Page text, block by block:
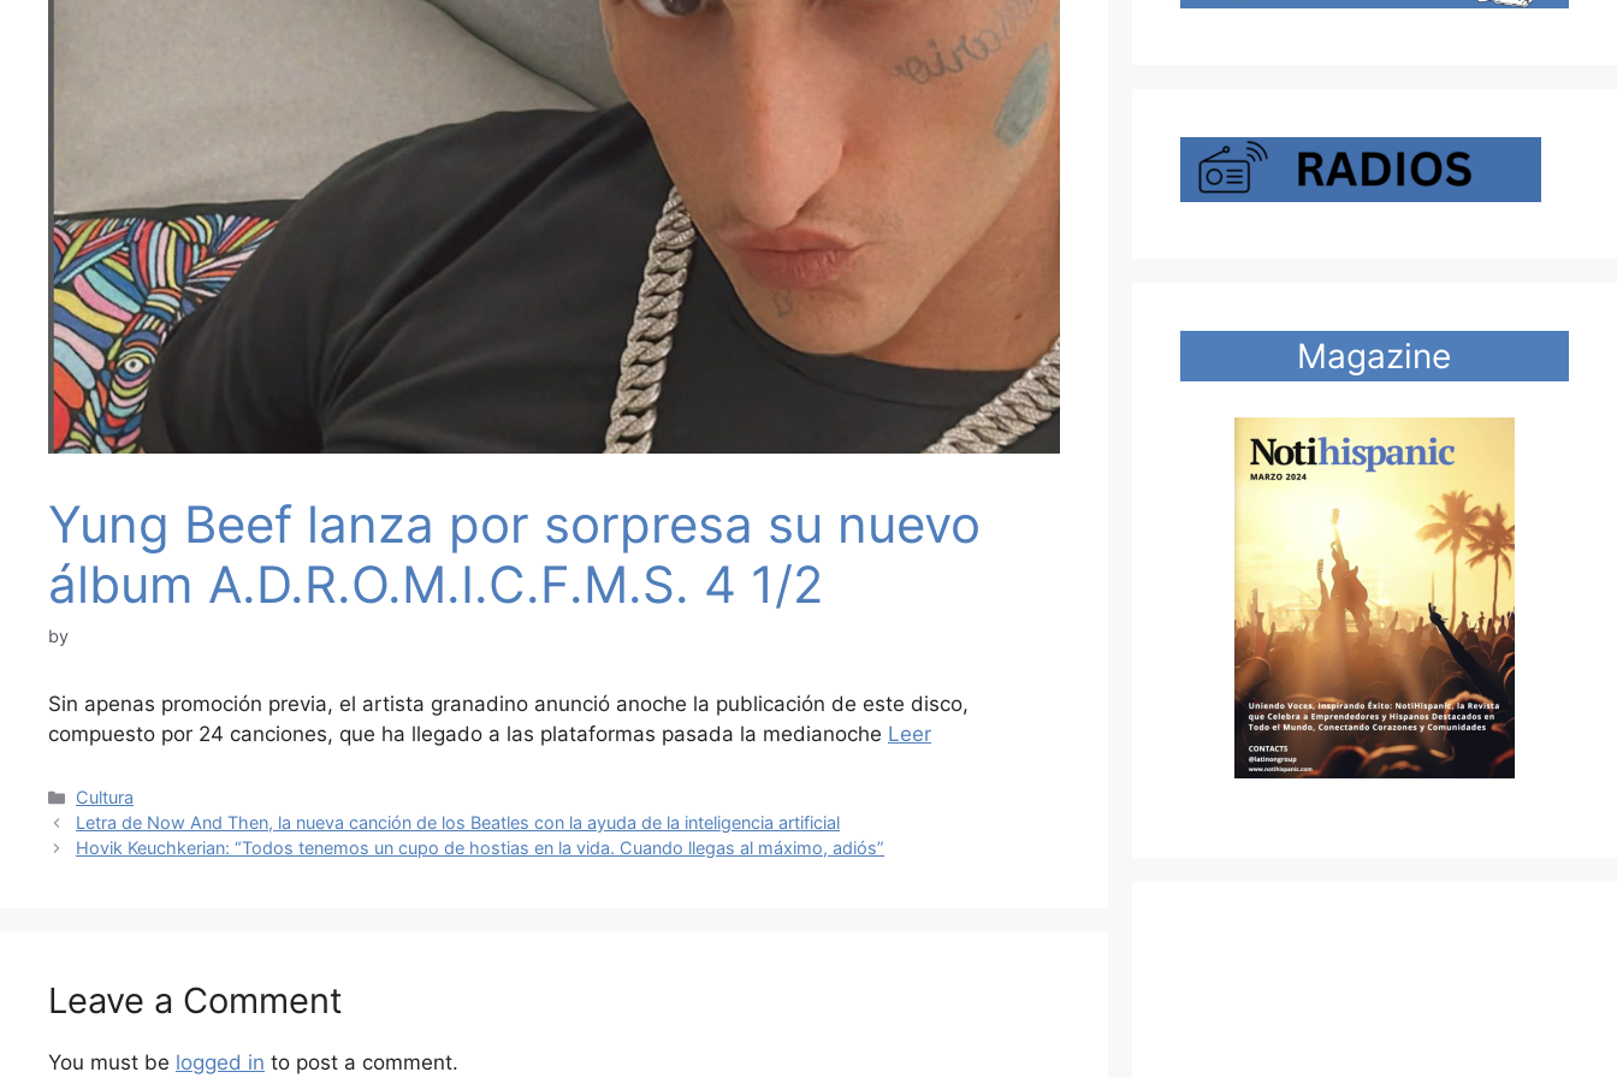
Yung Beef lanza por sorpresa su nuevo
álbum A.D.R.O.M.I.C.F.M.S. 4 1/2
by
Sin apenas promoción previa, el artista granadino anunció anoche la publicación de este disco,
compuesto por 24 canciones, que ha llegado a las plataformas pasada la medianoche Leer
Categories
Cultura
Letra de Now And Then, la nueva canción de los Beatles con la ayuda de la inteligencia artificial
Hovik Keuchkerian: “Todos tenemos un cupo de hostias en la vida. Cuando llegas al máximo, adiós”
Leave a Comment
You must be logged in to post a comment.
Magazine